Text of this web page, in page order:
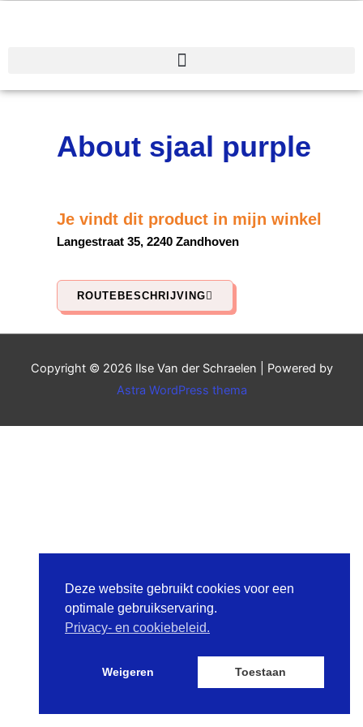
About sjaal purple
Je vindt dit product in mijn winkel
Langestraat 35, 2240 Zandhoven
ROUTEBESCHRIJVING
Copyright © 2026 Ilse Van der Schraelen | Powered by
Astra WordPress thema
Deze website gebruikt cookies voor een
optimale gebruikservaring.
Privacy- en cookiebeleid.
Weigeren Toestaan